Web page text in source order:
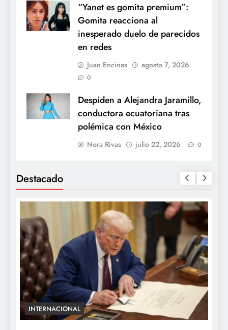
“Yanet es gomita premium”:
Gomita reacciona al
inesperado duelo de parecidos
en redes
Juan Encinas agosto 7, 2026
0
Despiden a Alejandra Jaramillo,
conductora ecuatoriana tras
polémica con México
Nora Rivas julio 22, 2026 0
Destacado
ENTRETENIMIENTO